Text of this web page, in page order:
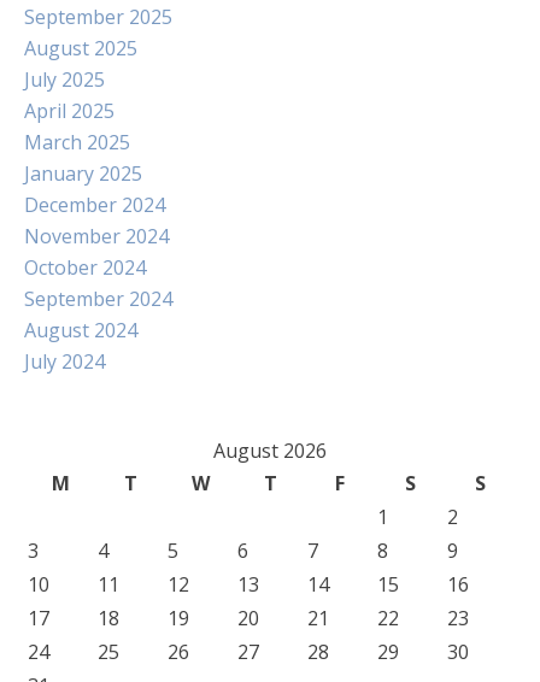
September 2025
August 2025
July 2025
April 2025
March 2025
January 2025
December 2024
November 2024
October 2024
September 2024
August 2024
July 2024
August 2026
M
T W T F S
S
1
2
3
4 5 6 7 8
9
10
11 12 13 14 15
16
17
18 19 20 21 22
23
24
25 26 27 28 29
30